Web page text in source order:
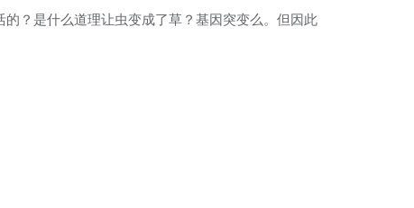
？是什么道理让虫变成了草？基因突变么。但因此